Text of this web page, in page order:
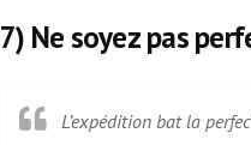
7) Ne soyez pas
L’expédition bat la